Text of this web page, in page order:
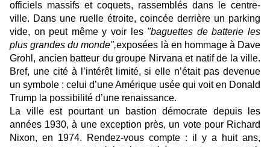
officiels massifs et coquets, rassemblés dans le centre-
ville. Dans une ruelle étroite, coincée derrière un parking
vide, on peut même y voir les "baguettes de batterie les
plus grandes du monde",exposées là en hommage à Dave
Grohl, ancien batteur du groupe Nirvana et natif de la ville.
Bref, une cité à l’intérêt limité, si elle n’était pas devenue
un symbole : celui d’une Amérique usée qui voit en Donald
Trump la possibilité d’une renaissance.
La ville est pourtant un bastion démocrate depuis les
années 1930, à une exception près, un vote pour Richard
Nixon, en 1974. Rendez-vous compte : il y a huit ans,